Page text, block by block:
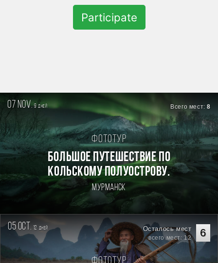
Participate
07 nov.9дней Всего мест:8
Фототур
БОЛЬШОЕ ПУТЕШЕСТВИЕ ПО
КОЛЬСКОМУ ПОЛУОСТРОВУ.
Мурманск
05 oct. 12 дней 6
Осталось мест
всего мест: 12